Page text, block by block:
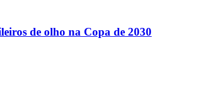
de olho na Copa de 2030